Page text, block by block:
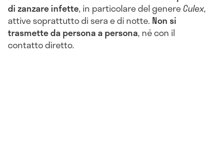
di zanzare infette, in particolare del genereCulex,
attive soprattutto di sera e di notte. Non si
trasmette da persona a persona, né con il
contatto diretto.